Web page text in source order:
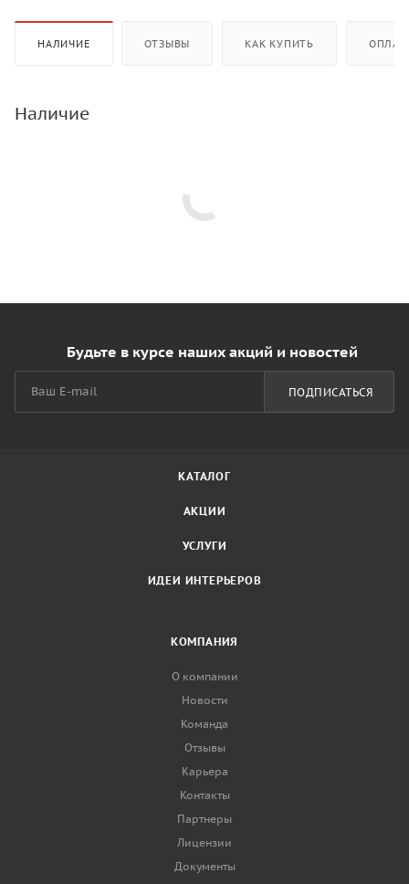
НАЛИЧИЕ ОТЗЫВЫ КАК КУПИТЬ
Наличие
Будьте в курсе наших акций и новостей
ПОДПИСАТЬСЯ
КАТАЛОГ
АКЦИИ
УСЛУГИ
ИДЕИ ИНТЕРЬЕРОВ
КОМПАНИЯ
О компании
Новости
Команда
Отзывы
Карьера
Контакты
Партнеры
Лицензии
Документы